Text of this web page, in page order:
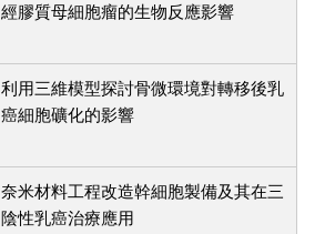
經膠質母細胞瘤的生物反應影響
利用三維模型探討骨微環境對轉移後乳
癌細胞礦化的影響
奈米材料工程改造幹細胞製備及其在三
陰性乳癌治療應用